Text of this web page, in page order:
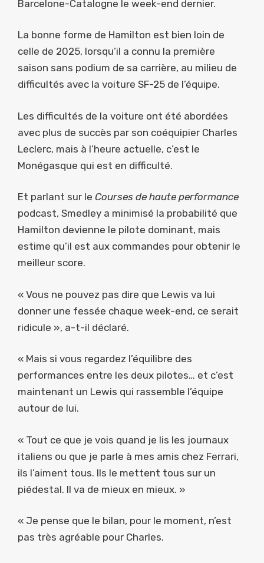
Barcelone-Catalogne le week-end dernier.
La bonne forme de Hamilton est bien loin de
celle de 2025, lorsqu’il a connu la première
saison sans podium de sa carrière, au milieu de
difficultés avec la voiture SF-25 de l’équipe.
Les difficultés de la voiture ont été abordées
avec plus de succès par son coéquipier Charles
Leclerc, mais à l’heure actuelle, c’est le
Monégasque qui est en difficulté.
Et parlant sur le Courses de haute performance
podcast, Smedley a minimisé la probabilité que
Hamilton devienne le pilote dominant, mais
estime qu’il est aux commandes pour obtenir le
meilleur score.
« Vous ne pouvez pas dire que Lewis va lui
donner une fessée chaque week-end, ce serait
ridicule », a-t-il déclaré.
« Mais si vous regardez l’équilibre des
performances entre les deux pilotes… et c’est
maintenant un Lewis qui rassemble l’équipe
autour de lui.
« Tout ce que je vois quand je lis les journaux
italiens ou que je parle à mes amis chez Ferrari,
ils l’aiment tous. Ils le mettent tous sur un
piédestal. Il va de mieux en mieux. »
« Je pense que le bilan, pour le moment, n’est
pas très agréable pour Charles.